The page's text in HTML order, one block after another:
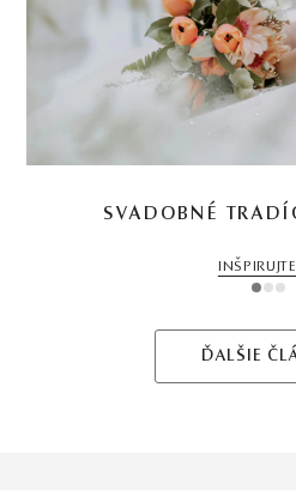
SVADOBNÉ
1 2 3
ĎALŠIE